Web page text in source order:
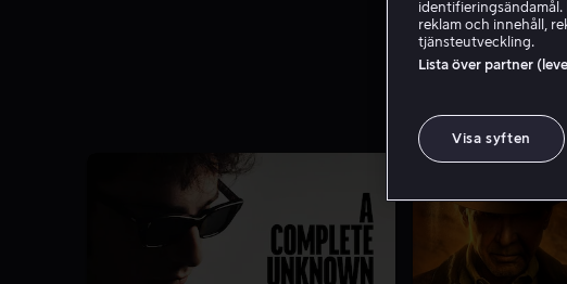
Producent
identifieringsändamål.
reklam och innehåll,
tjänsteutveckling.
Lista över partner
Visa syften